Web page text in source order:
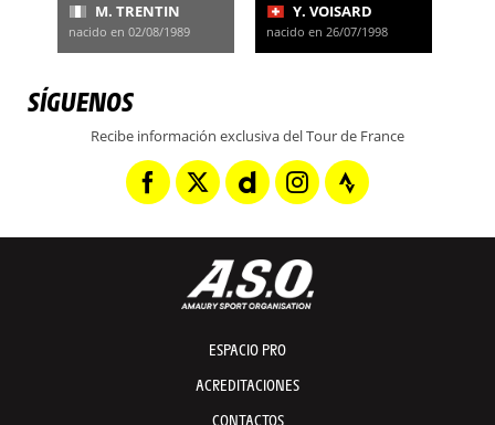
M. TRENTIN
nacido en 02/08/1989
Y. VOISARD
nacido en 26/07/1998
SÍGUENOS
Recibe información exclusiva del Tour de France
ESPACIO PRO
ACREDITACIONES
CONTACTOS